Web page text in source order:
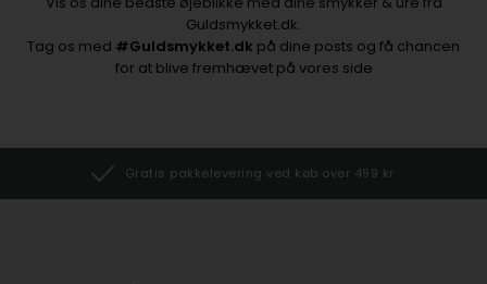
Guldsmykket.dk.
Tag os med #Guldsmykket.dk på dine posts og få chancen
for at blive fremhævet på vores side
Gratis pakkelevering ved køb over 499 kr.